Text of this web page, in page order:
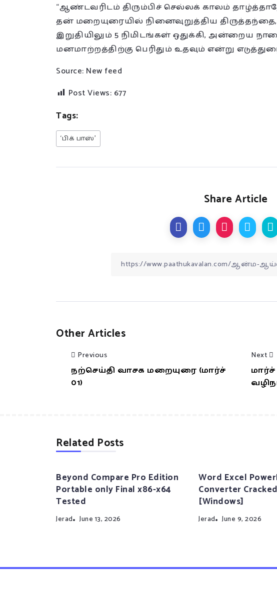
“ஆண்டவரிடம் திரும்பிச் செல்லக் காலம்
தன் மறையுரையில் நினைவுறுத்திய
இறுதியிலும் 5 நிமிடங்கள் ஒதுக்கி, அன்றைய
மனமாற்றத்திற்கு பெரிதும் உதவும் என்று
Source: New feed
Post Views: 677
Tags:
‘பிக் பாஸ்’
Share Article
Other Articles
Previous
நற்செய்தி வாசக மறையுரை (மார்ச்
01)
Next
Related Posts
Beyond Compare Pro Edition
Portable only Final x86-x64
Tested
Jerad June 13, 2026
Word Excel
Converter
[Windows]
Jerad June 9, 2026